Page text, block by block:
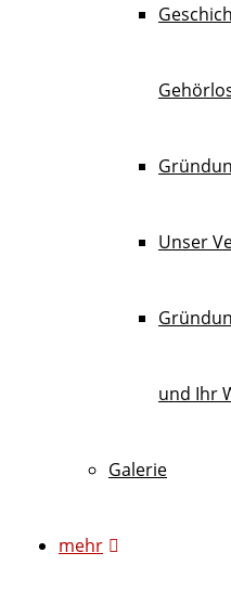
Unser
und Ihr
Galerie
mehr